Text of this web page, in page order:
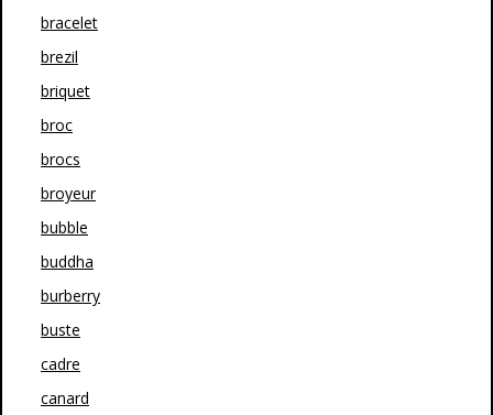
bracelet
brezil
briquet
broc
brocs
broyeur
bubble
buddha
burberry
buste
cadre
canard